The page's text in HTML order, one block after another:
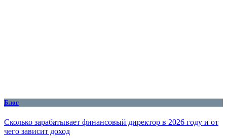
Блог
Сколько зарабатывает финансовый директор в 2026 году и от
чего зависит доход